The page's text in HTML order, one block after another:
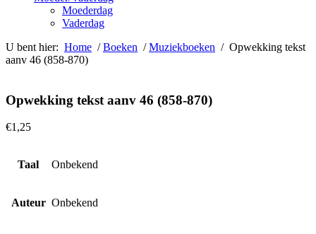
Moederdag
Vaderdag
U bent hier: Home /Boeken /Muziekboeken / Opwekking tekst
aanv 46 (858-870)
Opwekking tekst aanv 46 (858-870)
€1,25
Taal Onbekend
Auteur Onbekend